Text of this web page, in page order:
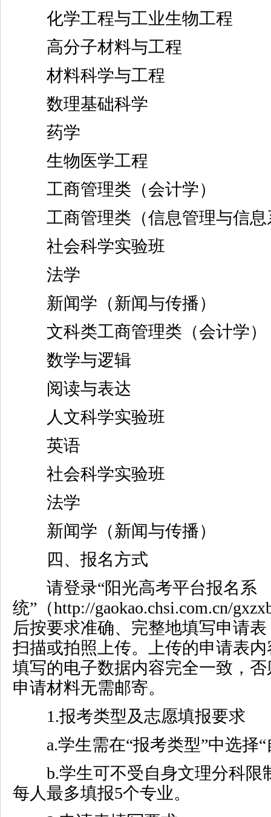
化学工程与工业生物工程
高分子材料与工程
材料科学与工程
数理基础科学
药学
生物医学工程
工商管理类（会计学）
工商管理类（信息管理与信息
社会科学实验班
法学
新闻学（新闻与传播）
文科类工商管理类（会计学）
数学与逻辑
阅读与表达
人文科学实验班
英语
社会科学实验班
法学
新闻学（新闻与传播）
四、报名方式
请登录“阳光高考平台报名系
统”（http://gaokao.chsi.com.cn/
后按要求准确、完整地填写申请
扫描或拍照上传。上传的申请表
填写的电子数据内容完全一致，
申请材料无需邮寄。
1.报考类型及志愿填报要求
a.学生需在“报考类型”中选择
b.学生可不受自身文理分科限
每人最多填报5个专业。